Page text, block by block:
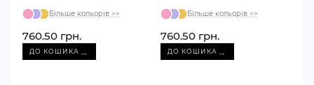
Більше кольорів >>
760.50 грн.
ДО КОШИКА →
Більше кольорів >>
760.50 грн.
ДО КОШИКА →